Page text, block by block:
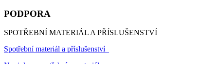
PODPORA
SPOTŘEBNÍ MATERIÁL A PŘÍSLUŠENSTVÍ
Spotřební materiál a příslušenství